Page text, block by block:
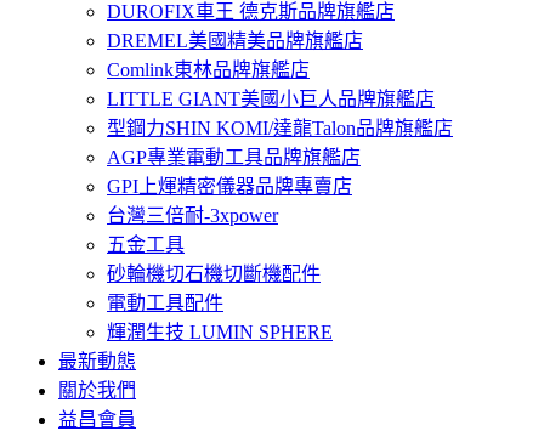
DUROFIX車王 德克斯品牌旗艦店
DREMEL美國精美品牌旗艦店
Comlink東林品牌旗艦店
LITTLE GIANT美國小巨人品牌旗艦店
型鋼力SHIN KOMI/達龍Talon品牌旗艦店
AGP專業電動工具品牌旗艦店
GPI上煇精密儀器品牌專賣店
台灣三倍耐-3xpower
五金工具
砂輪機切石機切斷機配件
電動工具配件
輝潤生技 LUMIN SPHERE
最新動態
關於我們
益昌會員